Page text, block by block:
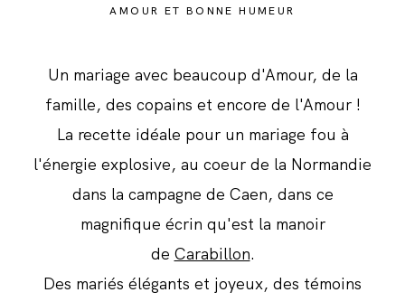
AMOUR ET BONNE HUMEUR
Un mariage avec beaucoup d'Amour, de la
famille, des copains et encore de l'Amour !
La recette idéale pour un mariage fou à
l'énergie explosive, au coeur de la Normandie
dans la campagne de Caen, dans ce
magnifique écrin qu'est la manoir
de Carabillon.
Des mariés élégants et joyeux, des témoins